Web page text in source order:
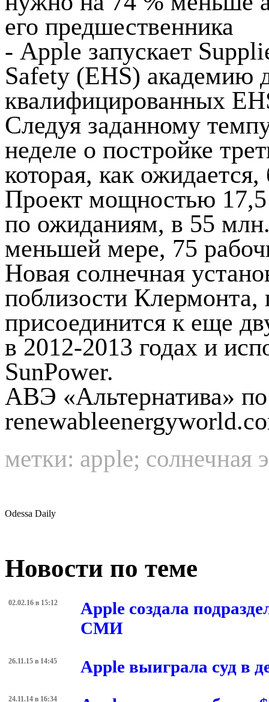
его предшественника
- Apple запускает
Safety (EHS) академию
квалифицированных
Следуя заданному
неделе о постройке
которая, как
Проект мощностью
по ожиданиям, в 55
меньшей мере, 75
Новая солнечная
поблизости
присоединится к еще
в 2012-2013 годах и
SunPower.
АВЭ «Альтернатива»
метки: apple; солнечная
Odessa Daily
Новости по теме
02.02.16 в 15:12
Apple создала
СМИ
26.11.15 в 14:45 Apple выиграла суд в
24.11.14 в 16:34